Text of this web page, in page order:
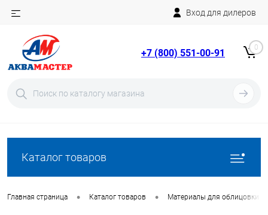
Вход для дилеров
+7 (800) 551-00-91 0
Каталог товаров
Главная страница • Каталог товаров • Материалы для облицовки